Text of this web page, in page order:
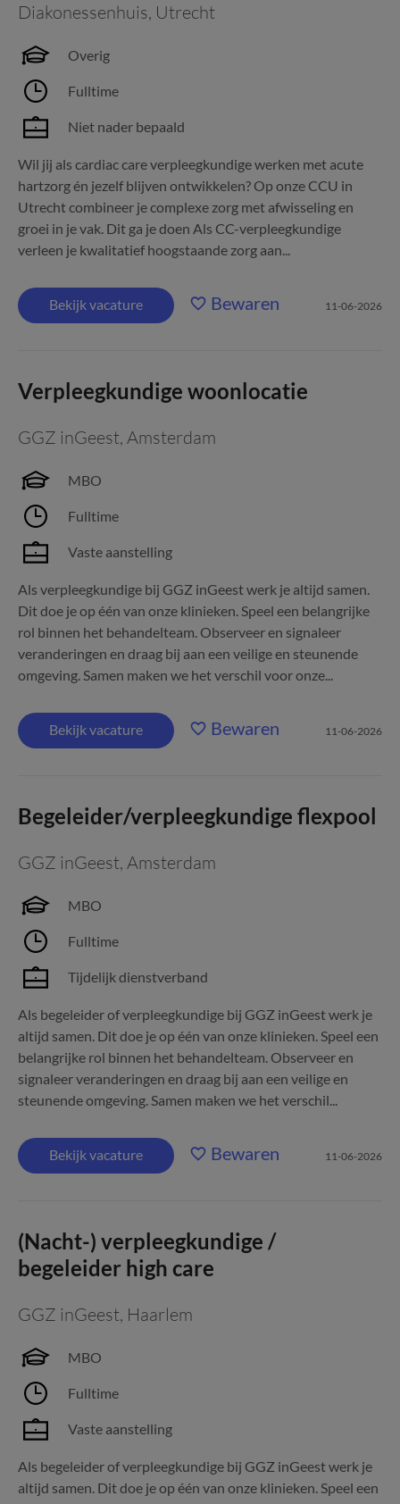
Diakonessenhuis, Utrecht
Overig
Fulltime
Niet nader bepaald
Wil jij als cardiac care verpleegkundige werken met acute
hartzorg én jezelf blijven ontwikkelen? Op onze CCU in
Utrecht combineer je complexe zorg met afwisseling en
groei in je vak. Dit ga je doen Als CC-verpleegkundige
verleen je kwalitatief hoogstaande zorg aan...
Bekijk vacature Bewaren 11-06-2026
Verpleegkundige woonlocatie
GGZ inGeest, Amsterdam
MBO
Fulltime
Vaste aanstelling
Als verpleegkundige bij GGZ inGeest werk je altijd samen.
Dit doe je op één van onze klinieken. Speel een belangrijke
rol binnen het behandelteam. Observeer en signaleer
veranderingen en draag bij aan een veilige en steunende
omgeving. Samen maken we het verschil voor onze...
Bekijk vacature Bewaren 11-06-2026
Begeleider/verpleegkundige flexpool
GGZ inGeest, Amsterdam
MBO
Fulltime
Tijdelijk dienstverband
Als begeleider of verpleegkundige bij GGZ inGeest werk je
altijd samen. Dit doe je op één van onze klinieken. Speel een
belangrijke rol binnen het behandelteam. Observeer en
signaleer veranderingen en draag bij aan een veilige en
steunende omgeving. Samen maken we het verschil...
Bekijk vacature Bewaren 11-06-2026
(Nacht-) verpleegkundige /
begeleider high care
GGZ inGeest, Haarlem
MBO
Fulltime
Vaste aanstelling
Als begeleider of verpleegkundige bij GGZ inGeest werk je
altijd samen. Dit doe je op één van onze klinieken. Speel een